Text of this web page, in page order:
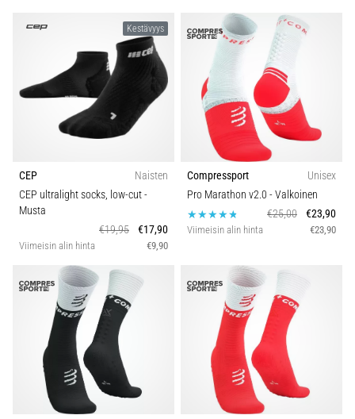
erittäin
juoksijoiden
keskuudessa.
kaikki
artikkelit
Kestävyys
CEP
Naisten
CEP ultralight socks, low-cut-
Musta
€19,95
€17,90
Viimeisin alin hinta €9,90
Compressport
Unisex
Pro Marathon v2.0 - Valkoinen
€25,00
€23,90
Viimeisin alin hinta €23,90